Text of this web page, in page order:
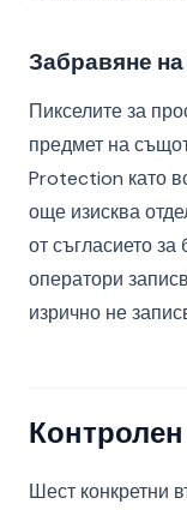
Забравяне
Пикселите за
предмет на
Protection като
още изисква
от съгласието
оператори
изрично не
Шест конкретни